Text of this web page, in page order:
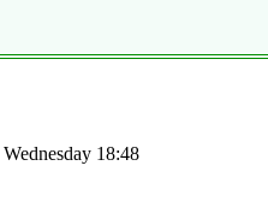
18:48